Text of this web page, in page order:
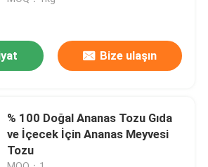
Bize ulaşın
% 100 Doğal Ananas Tozu Gıda
ve İçecek İçin Ananas Meyvesi
Tozu